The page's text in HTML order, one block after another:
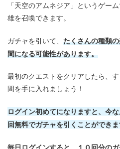
「天空のアムネジア」というゲー
雄を召喚できます。
ガチャを引いて、 たくさんの種類
間になる可能性があります。
最初のクエストをクリアしたら、
間を手に入れましょう！
ログイン初めてになりますと、今
回無料でガチャを引くことができま
毎日ログインすると、１０回分の